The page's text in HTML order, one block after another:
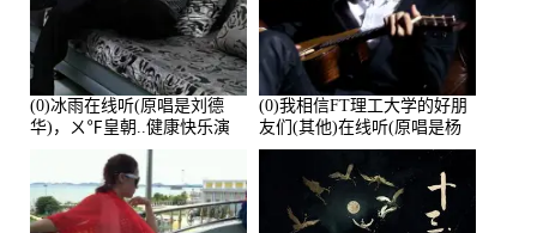
(0)冰雨在线听(原唱是刘德
华)，ㄨ℉皇朝..健康快乐演
唱点播:26643次
(0)我相信FT理工大学的好朋
友们(其他)在线听(原唱是杨
培安)，老乔演唱点播:23714